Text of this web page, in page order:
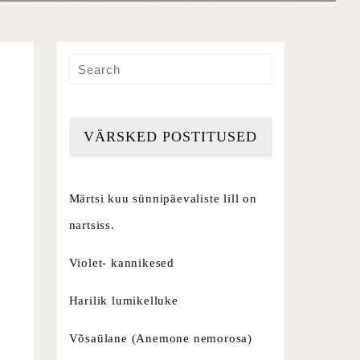
VÄRSKED POSTITUSED
Märtsi kuu sünnipäevaliste lill on
nartsiss.
Violet- kannikesed
Harilik lumikelluke
Võsaülane (Anemone nemorosa)